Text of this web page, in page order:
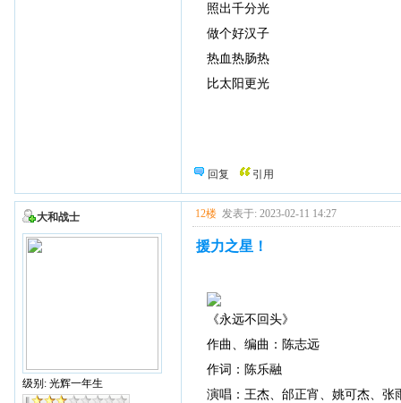
照出千分光
做个好汉子
热血热肠热
比太阳更光
回复 引用
大和战士
级别: 光辉一年生
12楼 发表于: 2023-02-11 14:27
援力之星！
《永远不回头》
作曲、编曲：陈志远
作词：陈乐融
演唱：王杰、邰正宵、姚可杰、张